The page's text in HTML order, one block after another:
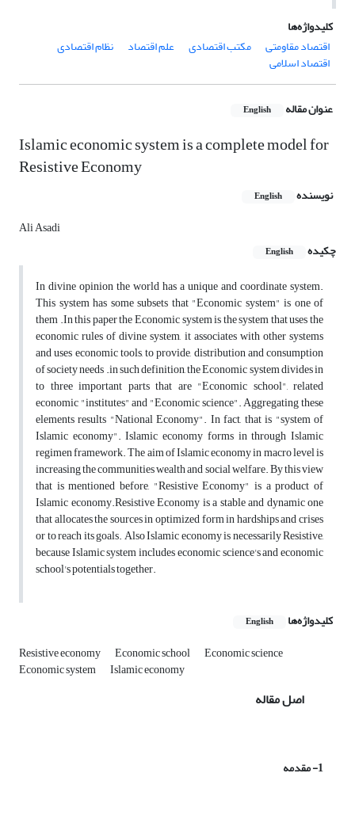
کلیدواژه‌ها
اقتصاد مقاومتی
مکتب اقتصادی علم اقتصاد نظام اقتصادی
اقتصاد اسلامی
عنوان مقاله English
Islamic economic system is a complete model for
Resistive Economy
نویسنده English
Ali Asadi
چکیده
English
In divine opinion the world has a unique and coordinate system.
This system has some subsets that "Economic system" is one of
them .In this paper the Economic system is the system that uses the
economic rules of divine system, it associates with other systems
and uses economic tools, to provide, distribution and consumption
of society needs .in such definition, the Economic system divides in
to three important parts that are "Economic school", related
economic "institutes" and "Economic science". Aggregating these
elements results "National Economy". In fact, that is "system of
Islamic economy". Islamic economy forms in through Islamic
regimen framework. The aim of Islamic economy in macro level is
increasing the communities wealth and social welfare. By this view
that is mentioned before, "Resistive Economy" is a product of
Islamic economy.Resistive Economy is a stable and dynamic one
that allocates the sources in optimized form in hardships and crises
or to reach its goals. Also Islamic economy is necessarily Resistive,
because Islamic system includes economic science's and economic
school's potentials together.
کلیدواژه‌ها English
Resistive economy Economic school Economic science
Economic system Islamic economy
اصل مقاله
1- مقدمه